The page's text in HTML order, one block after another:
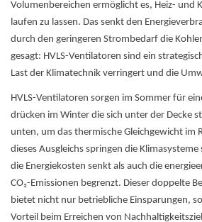
Volumenbereichen ermöglicht es, Heiz- und
laufen zu lassen. Das senkt den
durch den geringeren Strombedarf die
gesagt: HVLS-Ventilatoren sind ein
Last der Klimatechnik verringert und die
HVLS-Ventilatoren sorgen im Sommer für
drücken im Winter die sich unter der Decke
unten, um das thermische Gleichgewicht im
dieses Ausgleichs springen die
die Energiekosten senkt als auch die
CO₂-Emissionen begrenzt. Dieser doppelte
bietet nicht nur betriebliche Einsparungen,
Vorteil beim Erreichen von